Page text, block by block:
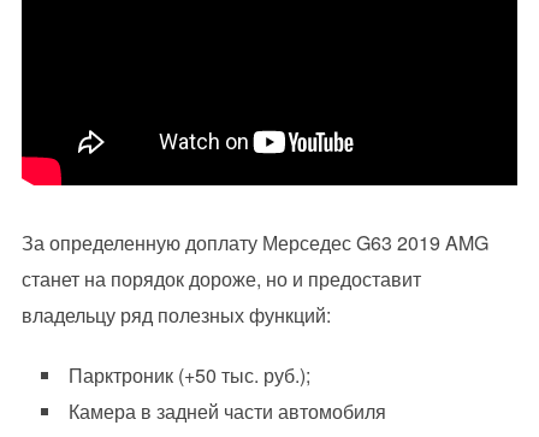
За определенную доплату Мерседес G63 2019 AMG
станет на порядок дороже, но и предоставит
владельцу ряд полезных функций:
Парктроник (+50 тыс. руб.);
Камера в задней части автомобиля